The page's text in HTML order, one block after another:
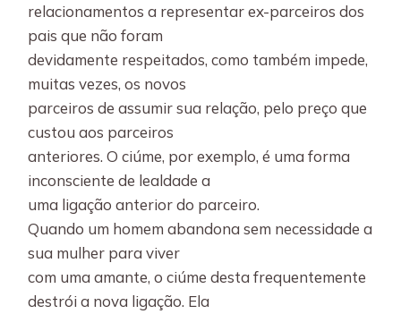
relacionamentos a representar ex-parceiros dos
pais que não foram
devidamente respeitados, como também impede,
muitas vezes, os novos
parceiros de assumir sua relação, pelo preço que
custou aos parceiros
anteriores. O ciúme, por exemplo, é uma forma
inconsciente de lealdade a
uma ligação anterior do parceiro.
Quando um homem abandona sem necessidade a
sua mulher para viver
com uma amante, o ciúme desta frequentemente
destrói a nova ligação. Ela